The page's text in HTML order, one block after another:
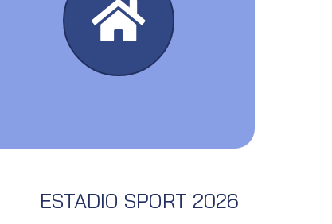
ESTADIO SPORT 2026